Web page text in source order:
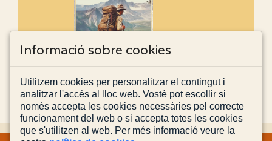
Informació sobre cookies
Utilitzem cookies per personalitzar el contingut i
analitzar l'accés al lloc web. Vostè pot escollir si
només accepta les cookies necessàries pel correcte
funcionament del web o si accepta totes les cookies
que s'utilitzen al web. Per més informació veure la